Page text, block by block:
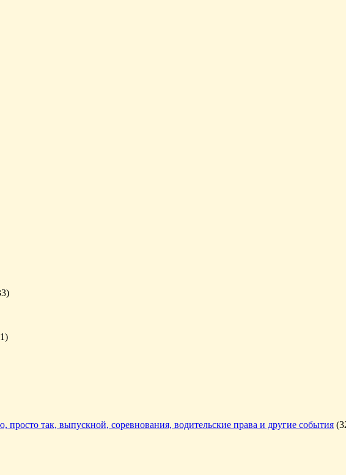
просто так, выпускной, соревнования, водительские права и другие события